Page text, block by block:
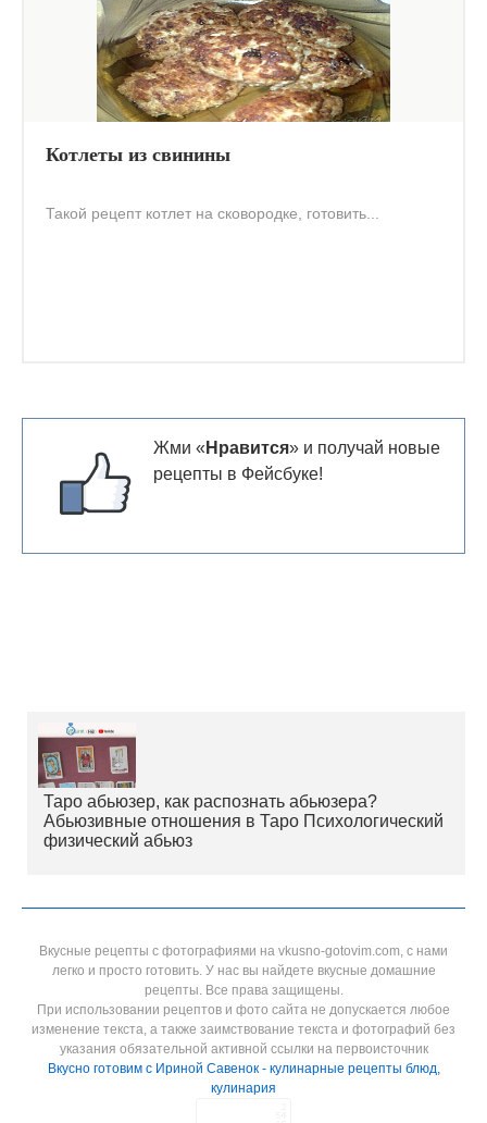
Котлеты из свинины
Такой рецепт котлет на сковородке, готовить...
Жми « Нравится» и получай новые
рецепты в Фейсбуке!
Таро абьюзер, как распознать абьюзера?
Абьюзивные отношения в Таро Психологический
физический абьюз
Вкусные рецепты с фотографиями на vkusno-gotovim.com, с нами
легко и просто готовить. У нас вы найдете вкусные домашние
рецепты. Все права защищены.
При использовании рецептов и фото сайта не допускается любое
изменение текста, а также заимствование текста и фотографий без
указания обязательной активной ссылки на первоисточник
Вкусно готовим с Ириной Савенок - кулинарные рецепты блюд,
кулинария